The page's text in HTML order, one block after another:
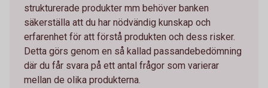
strukturerade produkter mm behöver banken
säkerställa att du har nödvändig kunskap och
erfarenhet för att förstå produkten och dess risker.
Detta görs genom en så kallad passandebedömning
där du får svara på ett antal frågor som varierar
mellan de olika produkterna.